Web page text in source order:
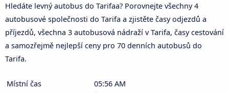
Hledáte levný autobus do Tarifaa? Porovnejte všechny 4
autobusové společnosti do Tarifa a zjistěte časy odjezdů a
příjezdů, všechna 3 autobusová nádraží v Tarifa, časy cestování
a samozřejmě nejlepší ceny pro 70 denních autobusů do
Tarifa.
Místní čas
05:56 AM